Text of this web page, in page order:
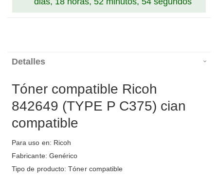
Detalles
Tóner compatible Ricoh
842649 (TYPE P C375) cian
compatible
Para uso en: Ricoh
Fabricante: Genérico
Tipo de producto: Tóner compatible